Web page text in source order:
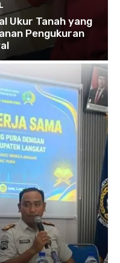
Ukur Tanah yang
Pengukuran